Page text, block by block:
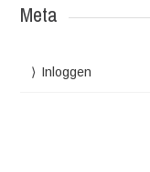
Meta
Inloggen